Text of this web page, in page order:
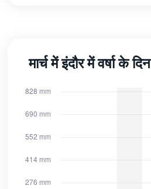
मार्च में इंदौर में वर्षा के दिन